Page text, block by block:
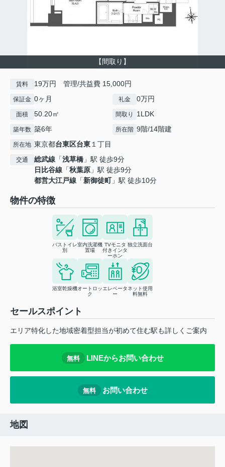
【間取り】
賃料 19万円 管理/共益費 15,000円
保証金 0ヶ月 礼金 0万円
面積 50.20㎡ 間取り 1LDK
築年数 築6年 所在階 9階/14階建
所在地 東京都台東区台東１丁目
交通 総武線 「浅草橋 」駅 徒歩9分
日比谷線 「秋葉原 」駅 徒歩9分
都営大江戸線 「新御徒町」駅 徒歩10分
物件の特徴
バストイレ
別
室内洗濯機
置場
TVモニタ
付きインタ
ーホン
独立洗面台
浴室乾燥機オートロッ
ク
エレベータ
ー
ネット使用
料無料
セールスポイント
エリア特化した地域密着型担当が初めて住む駅も詳しくご案内
無料 LINEからお問い合わせ
無料 お問い合わせ
地図